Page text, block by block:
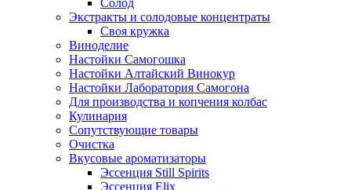
Экстракты и солодовые концентраты
Своя кружка
Виноделие
Настойки Самогошка
Настойки Алтайский Винокур
Настойки Лаборатория Самогона
Для производства и копчения колбас
Кулинария
Сопутствующие товары
Очистка
Вкусовые ароматизаторы
Эссенция Still Spirits
Эссенция Elix